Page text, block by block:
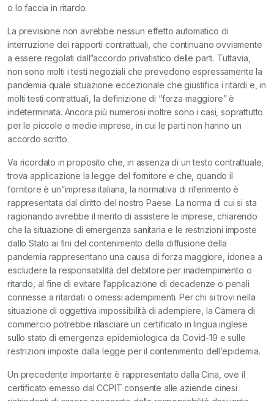
o lo faccia in ritardo.
La previsione non avrebbe nessun effetto automatico di
interruzione dei rapporti contrattuali, che continuano ovviamente
a essere regolati dall”accordo privatistico delle parti. Tuttavia,
non sono molti i testi negoziali che prevedono espressamente la
pandemia quale situazione eccezionale che giustifica i ritardi e, in
molti testi contrattuali, la definizione di “forza maggiore” è
indeterminata. Ancora più numerosi inoltre sono i casi, soprattutto
per le piccole e medie imprese, in cui le parti non hanno un
accordo scritto.
Va ricordato in proposito che, in assenza di un testo contrattuale,
trova applicazione la legge del fornitore e che, quando il
fornitore è un”impresa italiana, la normativa di riferimento è
rappresentata dal diritto del nostro Paese. La norma di cui si sta
ragionando avrebbe il merito di assistere le imprese, chiarendo
che la situazione di emergenza sanitaria e le restrizioni imposte
dallo Stato ai fini del contenimento della diffusione della
pandemia rappresentano una causa di forza maggiore, idonea a
escludere la responsabilità del debitore per inadempimento o
ritardo, al fine di evitare l’applicazione di decadenze o penali
connesse a ritardati o omessi adempimenti. Per chi si trovi nella
situazione di oggettiva impossibilità di adempiere, la Camera di
commercio potrebbe rilasciare un certificato in lingua inglese
sullo stato di emergenza epidemiologica da Covid-19 e sulle
restrizioni imposte dalla legge per il contenimento dell’epidemia.
Un precedente importante è rappresentato dalla Cina, ove il
certificato emesso dal CCPIT consente alle aziende cinesi